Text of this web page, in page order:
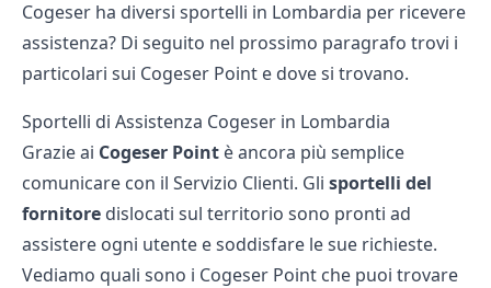
Cogeser ha diversi sportelli in Lombardia per ricevere
assistenza? Di seguito nel prossimo paragrafo trovi i
particolari sui Cogeser Point e dove si trovano.
Sportelli di Assistenza Cogeser in Lombardia
Grazie ai Cogeser Point è ancora più semplice
comunicare con il Servizio Clienti. Gli sportelli del
fornitore dislocati sul territorio sono pronti ad
assistere ogni utente e soddisfare le sue richieste.
Vediamo quali sono i Cogeser Point che puoi trovare